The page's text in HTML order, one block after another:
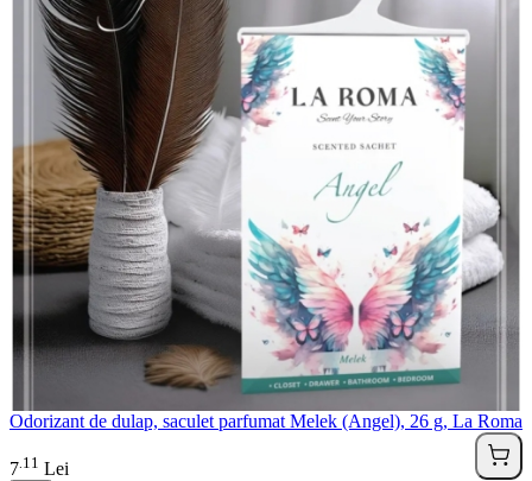
Odorizant de dulap, saculet parfumat Melek (Angel), 26 g, La Roma
7 11 Lei